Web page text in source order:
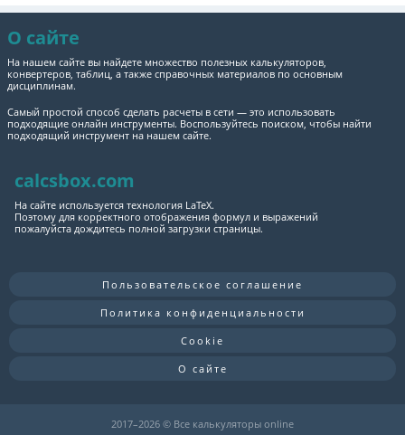
О сайте
На нашем сайте вы найдете множество полезных калькуляторов,
конвертеров, таблиц, а также справочных материалов по основным
дисциплинам.
Самый простой способ сделать расчеты в сети — это использовать
подходящие онлайн инструменты. Воспользуйтесь поиском, чтобы найти
подходящий инструмент на нашем сайте.
calcsbox.com
На сайте используется технология LaTeX.
Поэтому для корректного отображения формул и выражений
пожалуйста дождитесь полной загрузки страницы.
Пользовательское соглашение
Политика конфиденциальности
Cookie
О сайте
2017–2026 © Все калькуляторы online